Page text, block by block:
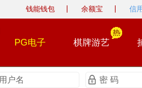
钱能钱包 余额宝 信
PG电子 棋牌游艺